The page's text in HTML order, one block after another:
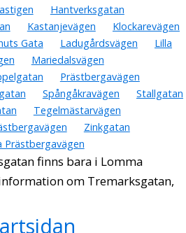
Hantverksgatan
Kastanjevägen
Klockarevägen
Gata Ladugårdsvägen
Lilla
Mariedalsvägen
Prästbergavägen
Spångåkravägen
Stallgatan
Tegelmästarvägen
Zinkgatan
Prästbergavägen
finns bara i Lomma
om Tremarksgatan,